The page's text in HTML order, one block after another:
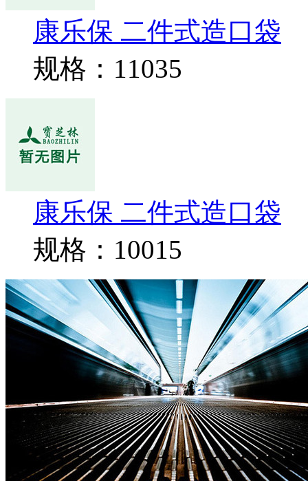
康乐保 二件式造口袋
规格：11035
康乐保 二件式造口袋
规格：10015